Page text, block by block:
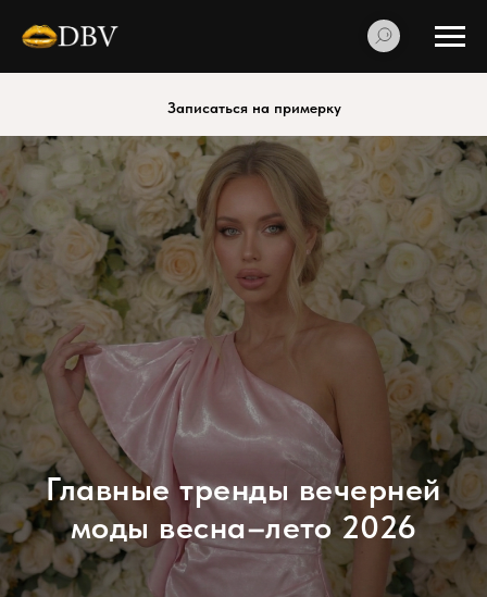
Записаться на примерку
Главные тренды вечерней
моды весна–лето 2026